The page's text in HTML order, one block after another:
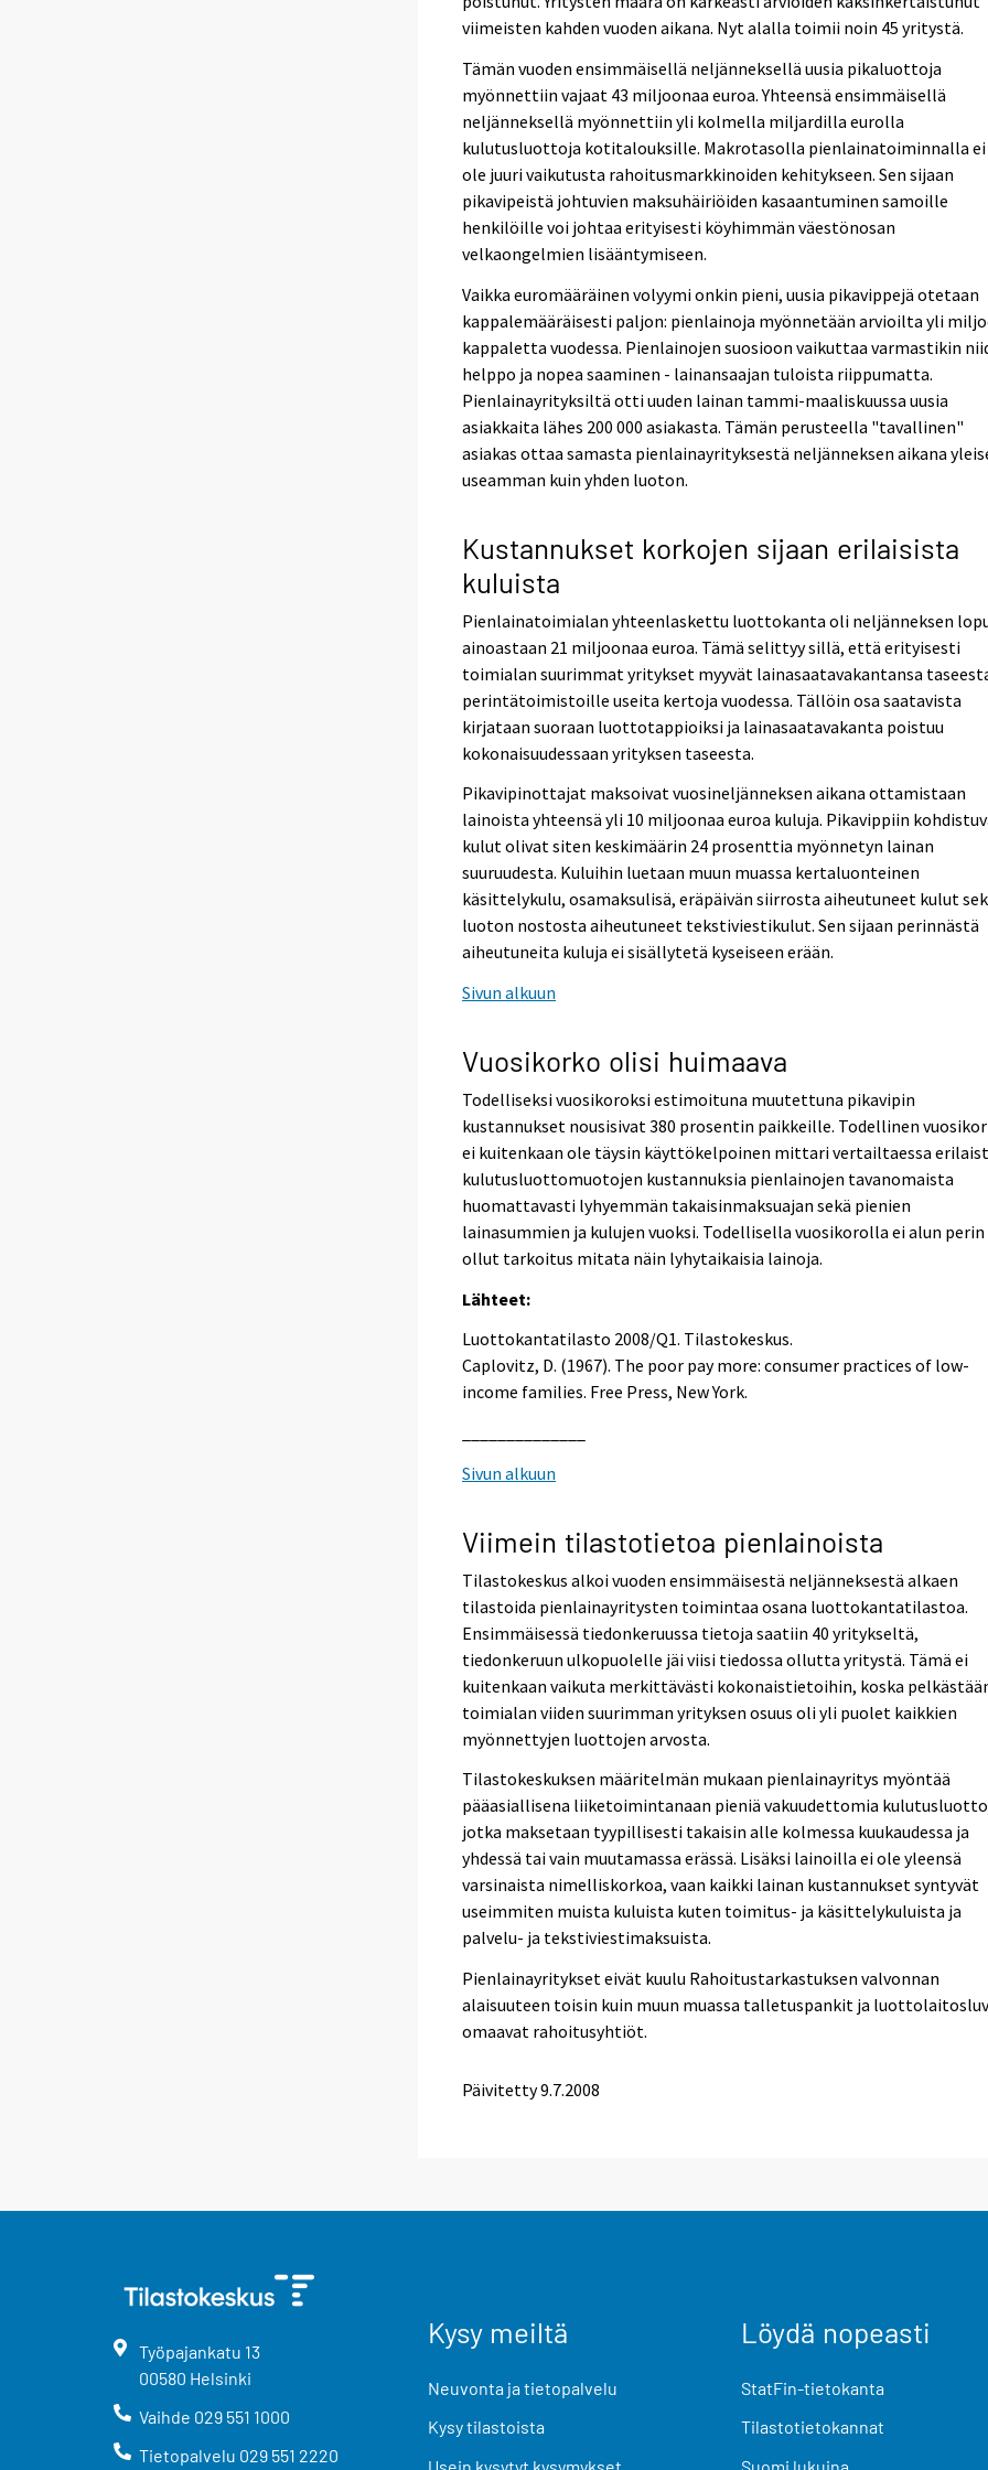
viimeisten kahden vuoden aikana. Nyt alalla toimii noin 45 yritystä.
Tämän vuoden ensimmäisellä neljänneksellä uusia pikaluottoja
myönnettiin vajaat 43 miljoonaa euroa. Yhteensä ensimmäisellä
neljänneksellä myönnettiin yli kolmella miljardilla eurolla
kulutusluottoja kotitalouksille. Makrotasolla pienlainatoiminnalla ei
ole juuri vaikutusta rahoitusmarkkinoiden kehitykseen. Sen sijaan
pikavipeistä johtuvien maksuhäiriöiden kasaantuminen samoille
henkilöille voi johtaa erityisesti köyhimmän väestönosan
velkaongelmien lisääntymiseen.
Vaikka euromääräinen volyymi onkin pieni, uusia pikavippejä otetaan
kappalemääräisesti paljon: pienlainoja myönnetään arvioilta yli
kappaletta vuodessa. Pienlainojen suosioon vaikuttaa varmastikin
helppo ja nopea saaminen - lainansaajan tuloista riippumatta.
Pienlainayrityksiltä otti uuden lainan tammi-maaliskuussa uusia
asiakkaita lähes 200 000 asiakasta. Tämän perusteella "tavallinen"
asiakas ottaa samasta pienlainayrityksestä neljänneksen aikana
useamman kuin yhden luoton.
Kustannukset korkojen sijaan erilaisista
kuluista
Pienlainatoimialan yhteenlaskettu luottokanta oli neljänneksen
ainoastaan 21 miljoonaa euroa. Tämä selittyy sillä, että erityisesti
toimialan suurimmat yritykset myyvät lainasaatavakantansa
perintätoimistoille useita kertoja vuodessa. Tällöin osa saatavista
kirjataan suoraan luottotappioiksi ja lainasaatavakanta poistuu
kokonaisuudessaan yrityksen taseesta.
Pikavipinottajat maksoivat vuosineljänneksen aikana ottamistaan
lainoista yhteensä yli 10 miljoonaa euroa kuluja. Pikavippiin
kulut olivat siten keskimäärin 24 prosenttia myönnetyn lainan
suuruudesta. Kuluihin luetaan muun muassa kertaluonteinen
käsittelykulu, osamaksulisä, eräpäivän siirrosta aiheutuneet kulut
luoton nostosta aiheutuneet tekstiviestikulut. Sen sijaan perinnästä
aiheutuneita kuluja ei sisällytetä kyseiseen erään.
Sivun alkuun
Vuosikorko olisi huimaava
Todelliseksi vuosikoroksi estimoituna muutettuna pikavipin
kustannukset nousisivat 380 prosentin paikkeille. Todellinen
ei kuitenkaan ole täysin käyttökelpoinen mittari vertailtaessa
kulutusluottomuotojen kustannuksia pienlainojen tavanomaista
huomattavasti lyhyemmän takaisinmaksuajan sekä pienien
lainasummien ja kulujen vuoksi. Todellisella vuosikorolla ei alun perin
ollut tarkoitus mitata näin lyhytaikaisia lainoja.
Lähteet:
Luottokantatilasto 2008/Q1. Tilastokeskus.
Caplovitz, D. (1967). The poor pay more: consumer practices of low-
income families. Free Press, New York.
Sivun alkuun
Viimein tilastotietoa pienlainoista
Tilastokeskus alkoi vuoden ensimmäisestä neljänneksestä alkaen
tilastoida pienlainayritysten toimintaa osana luottokantatilastoa.
Ensimmäisessä tiedonkeruussa tietoja saatiin 40 yritykseltä,
tiedonkeruun ulkopuolelle jäi viisi tiedossa ollutta yritystä. Tämä ei
kuitenkaan vaikuta merkittävästi kokonaistietoihin, koska
toimialan viiden suurimman yrityksen osuus oli yli puolet kaikkien
myönnettyjen luottojen arvosta.
Tilastokeskuksen määritelmän mukaan pienlainayritys myöntää
pääasiallisena liiketoimintanaan pieniä vakuudettomia
jotka maksetaan tyypillisesti takaisin alle kolmessa kuukaudessa ja
yhdessä tai vain muutamassa erässä. Lisäksi lainoilla ei ole yleensä
varsinaista nimelliskorkoa, vaan kaikki lainan kustannukset syntyvät
useimmiten muista kuluista kuten toimitus- ja käsittelykuluista ja
palvelu- ja tekstiviestimaksuista.
Pienlainayritykset eivät kuulu Rahoitustarkastuksen valvonnan
alaisuuteen toisin kuin muun muassa talletuspankit ja
omaavat rahoitusyhtiöt.
Päivitetty9.7.2008
Työpajankatu 13
00580 Helsinki
Vaihde 029 551 1000
Tietopalvelu 029 551 2220
Kysy meiltä
Neuvonta ja tietopalvelu
Kysy tilastoista
Usein kysytyt kysymykset
Löydä nopeasti
StatFin-tietokanta
Tilastotietokannat
Suomi lukuina